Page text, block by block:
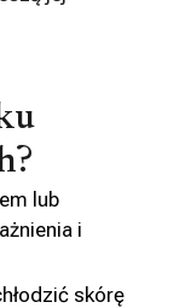
lub
i
skórę